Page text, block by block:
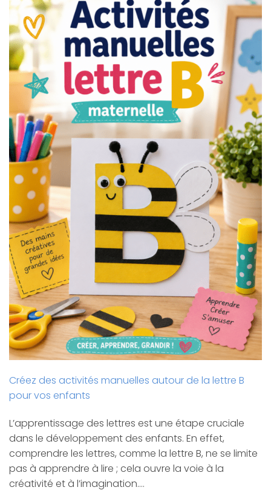
Créez des activités manuelles autour de la lettre B
pour vos enfants
L’apprentissage des lettres est une étape cruciale
dans le développement des enfants. En effet,
comprendre les lettres, comme la lettre B, ne se limite
pas à apprendre à lire ; cela ouvre la voie à la
créativité et à l’imagination.…